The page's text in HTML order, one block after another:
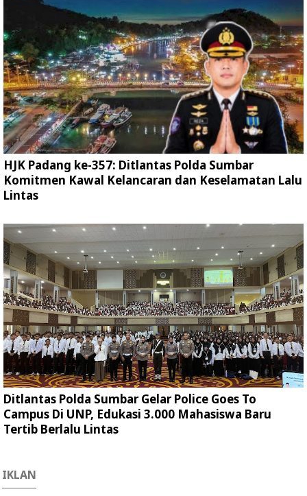
HJK Padang ke-357: Ditlantas Polda Sumbar
Komitmen Kawal Kelancaran dan Keselamatan Lalu
Lintas
Ditlantas Polda Sumbar Gelar Police Goes To
Campus Di UNP, Edukasi 3.000 Mahasiswa Baru
Tertib Berlalu Lintas
IKLAN